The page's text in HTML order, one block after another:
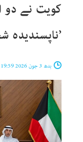
کویت نے دو
بدھ 3 جون 2026 19:59